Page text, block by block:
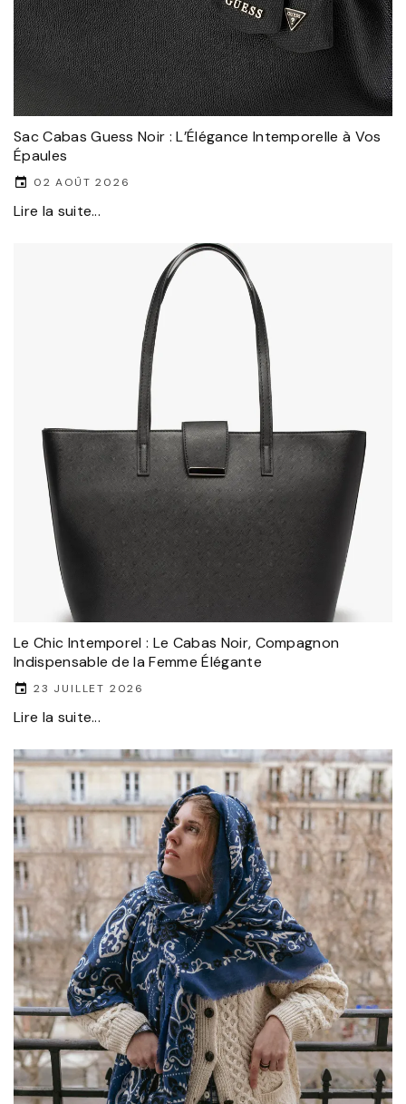
Sac Cabas Guess Noir : L’Élégance Intemporelle à Vos
Épaules
02 AOÛT 2026
Lire la suite...
Le Chic Intemporel : Le Cabas Noir, Compagnon
Indispensable de la Femme Élégante
23 JUILLET 2026
Lire la suite...